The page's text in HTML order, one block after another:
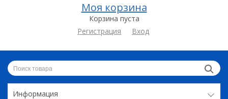
Моя корзина
Корзина пуста
Регистрация
Вход
Информация